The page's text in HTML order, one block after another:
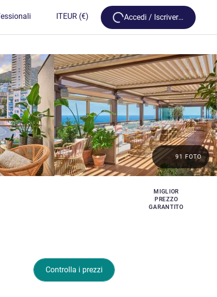
ITEUR (€) Loading...
Accedi / Iscriversi
MIGLIOR
PREZZO
GARANTITO
91 FOTO
Controlla i prezzi